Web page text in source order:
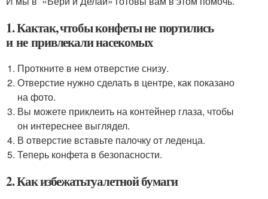
1. Кактак, чтобы конфеты не портились
и не привлекали насекомых
Проткните в нем отверстие снизу.
Отверстие нужно сделать в центре, как показано
на фото.
Вы можете приклеить на контейнер глаза, чтобы
он интереснее выглядел.
В отверстие вставьте палочку от леденца.
Теперь конфета в безопасности.
2. Как избежатьтуалетной бумаги